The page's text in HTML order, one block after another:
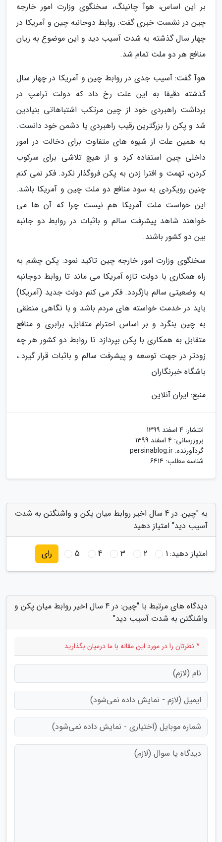
بر این اساس، هوآ چانینگ، سخنگوی وزارت امور خارجه
چین در نشست خبری گفت: روابط دوجانبه چین و آمریکا در
چهار سال گذشته به شدت آسیب دید و این موضوع به زیان
منافع هر دو ملت تمام شد.
هوآ گفت: آسیب جدی در روابط چین و آمریکا در چهار سال
گذشته دقیقا به این علت رخ داد که دولت ترامپ در
برداشت راهبردی خود از چین مرتکب اشتباهاتی بنیادین
شد و پکن را بزرگترین رقیب راهبردی یا دشمن خود دانست.
به همین علت از شیوه های متفاوت برای دخالت در امور
داخلی چین استفاده کرد و از هیچ تلاشی برای سرکوب
کردن، تهمت و افترا زدن به پکن فروگذار نکرد. فکر نمی کنم
چنین رویکردی به سود منافع دو ملت چین و آمریکا باشد.
این خواست ملت آمریکا هم نیست چرا که آن ها می
خواهند شاهد پیشرفت سالم و باثبات در روابط دو جانبه
بین دو کشور باشند.
سخنگوی وزارت امور خارجه چین تاکید نمود: پکن چشم به
راه همکاری با دولت تازه آمریکا می ماند تا روابط دوجانبه
به وضعیتی سالم بازگردد. فکر می کنم دولت جدید (آمریکا)
باید در خدمت خواسته های مردم باشد و با نگاهی منطقی
به چین بنگرد و بر اساس احترام متقابل، برابری و منافع
متقابل به همکاری با پکن بپردازد تا روابط دو کشور هر چه
زودتر در جهت توسعه و پیشرفت سالم و باثبات قرار گیرد.،
باشگاه خبرنگاران
منبع: ایران آنلاین
انتشار: 4 اسفند 1399
بروزرسانی: 4 اسفند 1399
گردآورنده: persinablog.ir
شناسه مطلب: 6414
به "چین: در 4 سال اخیر روابط میان پکن و واشنگتن به شدت
آسیب دید" امتیاز دهید
امتیاز دهید:1
2
3
4
5 رای
دیدگاه های مرتبط با "چین: در 4 سال اخیر روابط میان پکن و
واشنگتن به شدت آسیب دید"
* نظرتان را در مورد این مقاله با ما درمیان بگذارید